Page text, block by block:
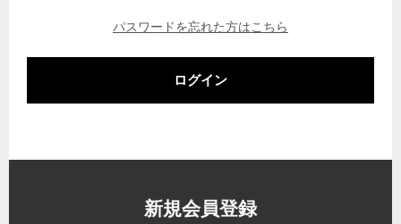
パスワードを忘れた方はこちら
ログイン
新規会員登録